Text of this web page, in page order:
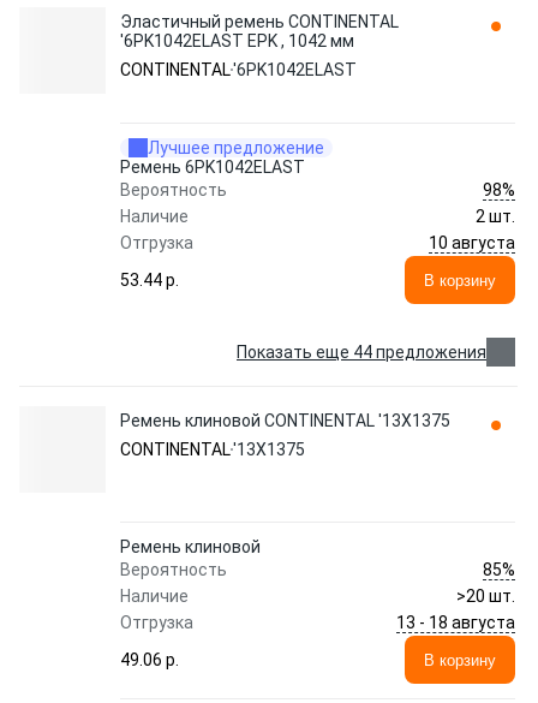
Эластичный ремень CONTINENTAL
'6PK1042ELAST EPK , 1042 мм
CONTINENTAL'6PK1042ELAST
Лучшее предложение
Ремень 6PK1042ELAST
Вероятность
98%
Наличие
2 шт.
Отгрузка
10 августа
53.44 p.
В корзину
Показать еще 44 предложения
Ремень клиновой CONTINENTAL '13X1375
CONTINENTAL'13X1375
Ремень клиновой
Вероятность
85%
Наличие
>20 шт.
Отгрузка
13 - 18 августа
49.06 p.
В корзину